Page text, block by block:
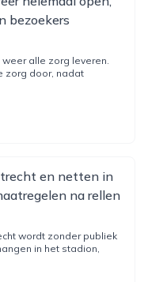
bezoekers
alle zorg leveren.
zorg door, nadat
en netten in
na rellen
wordt zonder publiek
in het stadion,